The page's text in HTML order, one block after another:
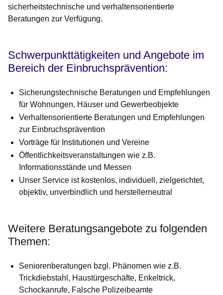
sicherheitstechnische und verhaltensorientierte
Beratungen zur Verfügung.
Schwerpunkttätigkeiten und Angebote im
Bereich der Einbruchsprävention:
Sicherungstechnische Beratungen und Empfehlungen
für Wohnungen, Häuser und Gewerbeobjekte
Verhaltensorientierte Beratungen und Empfehlungen
zur Einbruchsprävention
Vorträge für Institutionen und Vereine
Öffentlichkeitsveranstaltungen wie z.B.
Informationsstände und Messen
Unser Service ist kostenlos, individuell, zielgerichtet,
objektiv, unverbindlich und herstellerneutral
Weitere Beratungsangebote zu folgenden
Themen:
Seniorenberatungen bzgl. Phänomen wie z.B.
Trickdiebstahl, Haustürgeschäfte, Enkeltrick,
Schockanrufe, Falsche Polizeibeamte